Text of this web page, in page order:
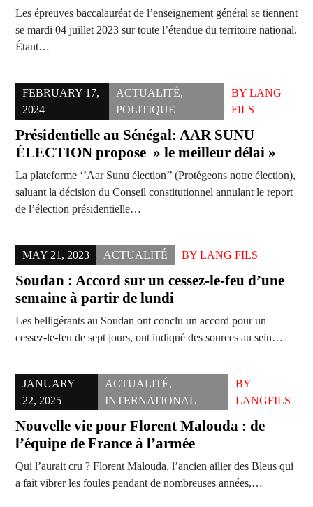
Les épreuves baccalauréat de l’enseignement général se tiennent
se mardi 04 juillet 2023 sur toute l’étendue du territoire national.
Étant…
FEBRUARY 17,
2024
ACTUALITÉ,
POLITIQUE
BY LANG
FILS
Présidentielle au Sénégal: AAR SUNU
ÉLECTION propose » le meilleur délai »
La plateforme ‘’Aar Sunu élection’’ (Protégeons notre élection),
saluant la décision du Conseil constitutionnel annulant le report
de l’élection présidentielle…
MAY 21, 2023 ACTUALITÉ BY LANG FILS
Soudan : Accord sur un cessez-le-feu d’une
semaine à partir de lundi
Les belligérants au Soudan ont conclu un accord pour un
cessez-le-feu de sept jours, ont indiqué des sources au sein…
JANUARY
22, 2025
ACTUALITÉ,
INTERNATIONAL
BY
LANGFILS
Nouvelle vie pour Florent Malouda : de
l’équipe de France à l’armée
Qui l’aurait cru ? Florent Malouda, l’ancien ailier des Bleus qui
a fait vibrer les foules pendant de nombreuses années,…